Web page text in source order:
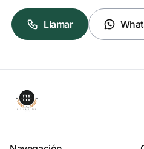
Llamar